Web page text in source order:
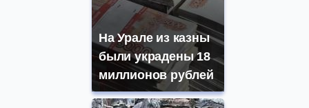
На Урале из казны
были украдены 18
миллионов рублей